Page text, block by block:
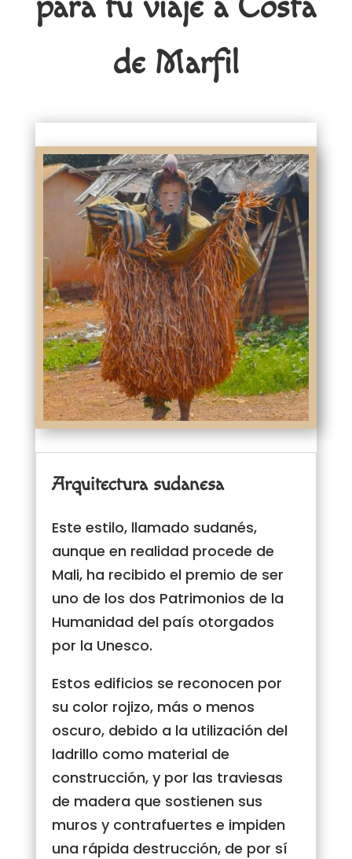
de Marfil
Arquitectura sudanesa
Este estilo, llamado sudanés,
aunque en realidad procede de
Mali, ha recibido el premio de ser
uno de los dos Patrimonios de la
Humanidad del país otorgados
por la Unesco.
Estos edificios se reconocen por
su color rojizo, más o menos
oscuro, debido a la utilización del
ladrillo como material de
construcción, y por las traviesas
de madera que sostienen sus
muros y contrafuertes e impiden
una rápida destrucción, de por sí